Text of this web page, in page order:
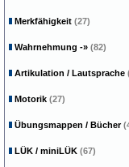
Merkfähigkeit (27)
Wahrnehmung -» (82)
Artikulation / Lautsprache
Motorik (27)
Übungsmappen / Bücher
LÜK / miniLÜK (67)